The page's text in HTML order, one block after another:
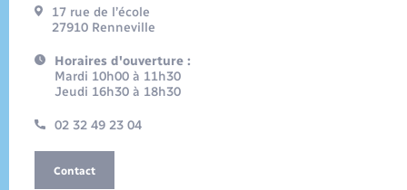
17 rue de l’école
27910 Renneville
Horaires d'ouverture :
Mardi 10h00 à 11h30
Jeudi 16h30 à 18h30
02 32 49 23 04
Contact